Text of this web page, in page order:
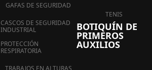
GAFAS DE SEGURIDAD
CASCOS DE SEGURIDAD
INDUSTRIAL
PROTECCIÓN
RESPIRATORIA
TRABAJOS EN ALTURAS
TENIS
BOTIQUÍN DE
PRIMEROS
AUXILIOS